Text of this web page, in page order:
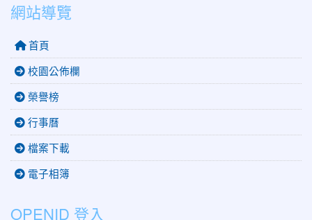
網站導覽
首頁
校園公佈欄
榮譽榜
行事曆
檔案下載
電子相簿
OPENID 登入